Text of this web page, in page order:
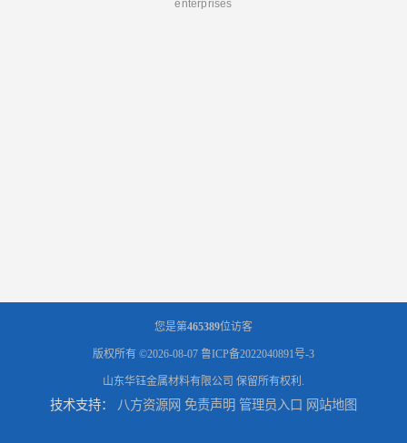
enterprises
您是第465389位访客
版权所有 ©2026-08-07 鲁ICP备2022040891号-3
山东华钰金属材料有限公司 保留所有权利.
技术支持： 八方资源网 免责声明 管理员入口 网站地图